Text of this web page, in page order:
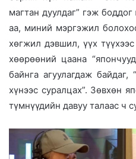
магтан дуулдаг” гэж
аа, миний мэргэжил
хөгжил дэвшил, үүх
хөөрөөний цаана
байнга агуулагдаж
хүнээс суралцах”. Зөвхөн
түмнүүдийн давуу талаас ч